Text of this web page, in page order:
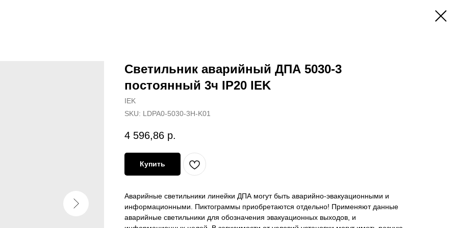
Светильник аварийный ДПА 5030-3
постоянный 3ч IP20 IEK
IEK
SKU: LDPA0-5030-3H-K01
4 596,86 р.
Купить
Аварийные светильники линейки ДПА могут быть аварийно-эвакуационными и
информационными. Пиктограммы приобретаются отдельно! Применяют данные
аварийные светильники для обозначения эвакуационных выходов, и